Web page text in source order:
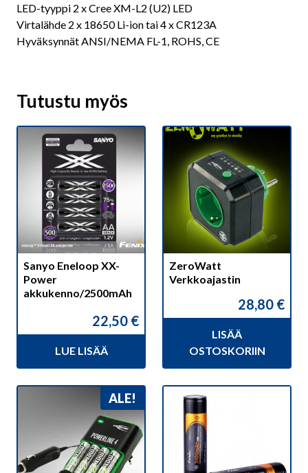
LED-tyyppi 2 x Cree XM-L2 (U2) LED
Virtalähde 2 x 18650 Li-ion tai 4 x CR123A
Hyväksynnät ANSI/NEMA FL-1, ROHS, CE
Tutustu myös
Sanyo Eneloop XX-
Power
akkukenno/2500mAh
22,50 €
LUE LISÄÄ
ZeroWatt
Verkkoajastin
28,80 €
LISÄÄ
OSTOSKORIIN
ALE!